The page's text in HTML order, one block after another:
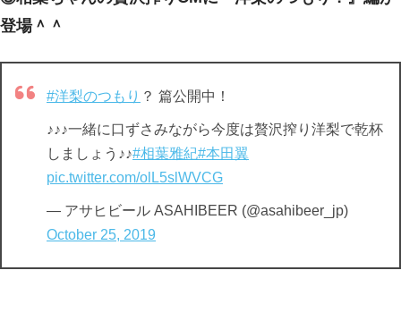
登場＾＾
#洋梨のつもり ？ 篇公開中！
♪♪♪一緒に口ずさみながら今度は贅沢搾り洋梨で乾杯
しましょう♪♪#相葉雅紀#本田翼
pic.twitter.com/olL5slWVCG
— アサヒビール ASAHIBEER (@asahibeer_jp)
October 25, 2019